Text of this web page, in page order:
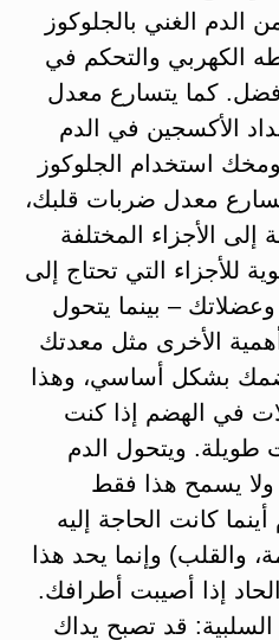
الدم الغني بالجلوكوز
الكهربي والتحكم في
كما يتسارع معدل
الأكسجين في الدم
استخدام الجلوكوز
معدل ضربات قلبك،
إلى الأجزاء المختلفة
للأجزاء التي تحتاج إلى
– بينما يتحول
الأخرى مثل معدتك
بشكل أساسي، وهذا
في الهضم إذا كنت
ويتحول الدم
يسمح هذا فقط
كانت الحاجة إليه
والقلب) وإنما يحد هذا
إذا أصيبت أطرافك.
السلبية: قد تصبح يداك